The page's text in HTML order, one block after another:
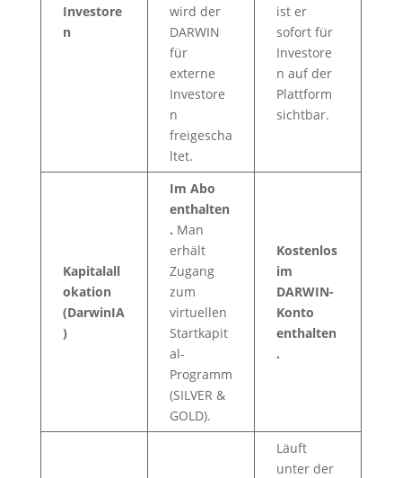
Investore
n
wird der
DARWIN
für
externe
Investore
n
freigescha
ltet.
ist er
sofort für
Investore
n auf der
Plattform
sichtbar.
Kapitalall
okation
(DarwinIA
)
Im Abo
enthalten
. Man
erhält
Zugang
zum
virtuellen
Startkapit
al-
Programm
(SILVER &
GOLD).
Kostenlos
im
DARWIN-
Konto
enthalten
.
Läuft
unter der